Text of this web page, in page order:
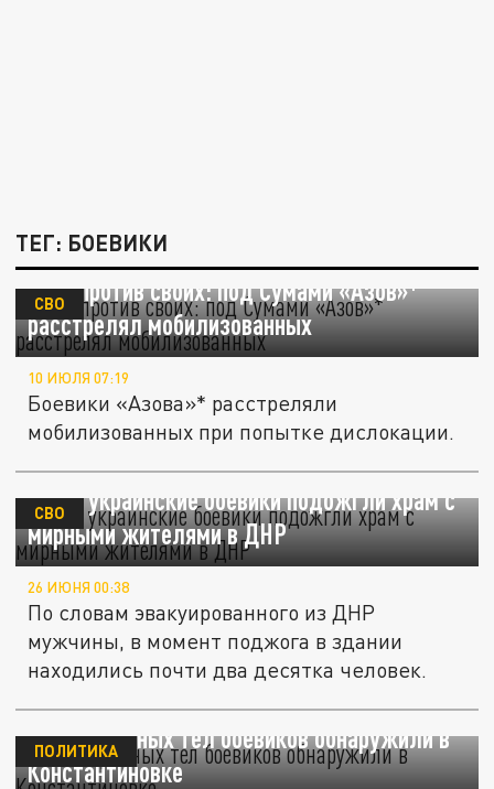
ТЕГ: БОЕВИКИ
Свои против своих: под Сумами «Азов»*
расстрелял мобилизованных
СВО
10 ИЮЛЯ 07:19
Боевики «Азова»* расстреляли
мобилизованных при попытке дислокации.
ТАСС: украинские боевики подожгли храм с
мирными жителями в ДНР
СВО
26 ИЮНЯ 00:38
По словам эвакуированного из ДНР
мужчины, в момент поджога в здании
находились почти два десятка человек.
Горы странных тел боевиков обнаружили в
Константиновке
ПОЛИТИКА